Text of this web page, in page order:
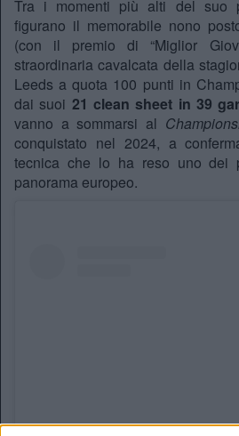
Tra i momenti più alti del suo
figurano il memorabile nono
(con il premio di “Miglior
straordinaria cavalcata della
Leeds a quota 100 punti in
dai suoi 21 clean sheet in 39
vanno a sommarsi al
conquistato nel 2024, a
tecnica che lo ha reso uno dei
panorama europeo.